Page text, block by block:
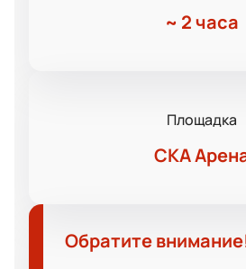
~ 2 часа
Площадка
СКА
Обратите